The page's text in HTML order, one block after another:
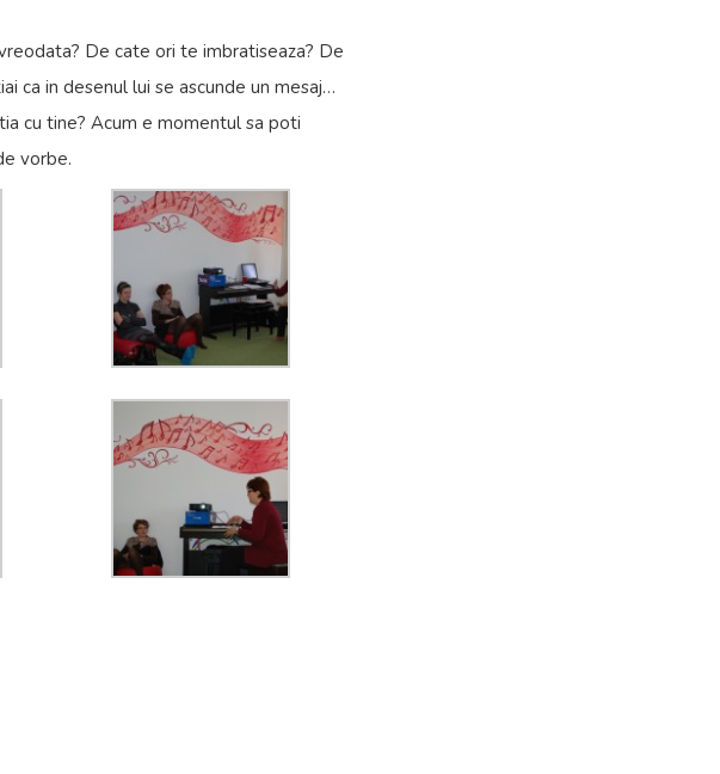
De cate ori te imbratiseaza? De
ca in desenul lui se ascunde un mesaj…
cu tine? Acum e momentul sa poti
vorbe.